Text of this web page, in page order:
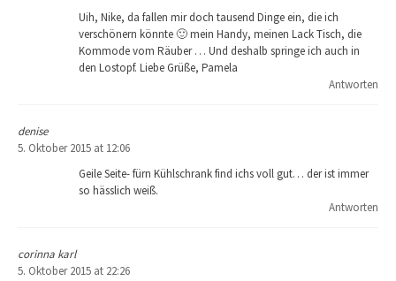
Uih, Nike, da fallen mir doch tausend Dinge ein, die ich
verschönern könnte 🙂 mein Handy, meinen Lack Tisch, die
Kommode vom Räuber … Und deshalb springe ich auch in
den Lostopf. Liebe Grüße, Pamela
Antworten
denise
5. Oktober 2015 at 12:06
Geile Seite- fürn Kühlschrank find ichs voll gut… der ist immer
so hässlich weiß.
Antworten
corinna karl
5. Oktober 2015 at 22:26